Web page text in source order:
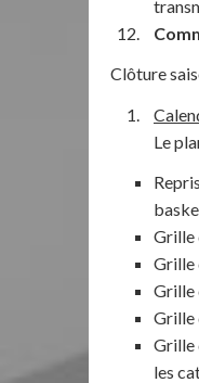
Clôture
Le
Grille
Grille
Grille
Grille
Grille
les